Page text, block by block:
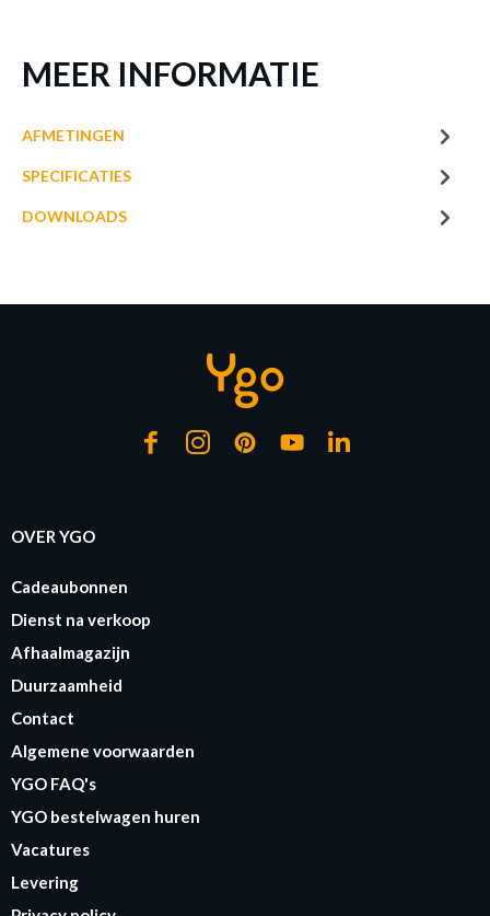
MEER INFORMATIE
AFMETINGEN
SPECIFICATIES
DOWNLOADS
€ 18,95
LED-Lamp Globe Ø12,5-
OVER YGO
Cadeaubonnen
Dienst na verkoop
Afhaalmagazijn
Duurzaamheid
Contact
Algemene voorwaarden
YGO FAQ's
YGO bestelwagen huren
Vacatures
Levering